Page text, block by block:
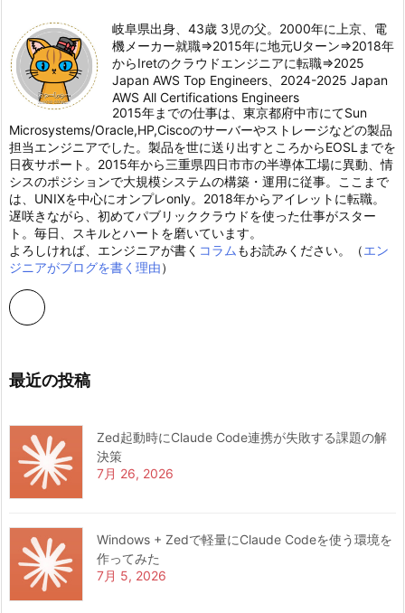
岐阜県出身、43歳 3児の父。2000年に上京、電
機メーカー就職⇒2015年に地元Uターン⇒2018年
からIretのクラウドエンジニアに転職⇒2025
Japan AWS Top Engineers、2024-2025 Japan
AWS All Certifications Engineers
2015年までの仕事は、東京都府中市にてSun
Microsystems/Oracle,HP,Ciscoのサーバーやストレージなどの製品
担当エンジニアでした。製品を世に送り出すところからEOSLまでを
日夜サポート。2015年から三重県四日市市の半導体工場に異動、情
シスのポジションで大規模システムの構築・運用に従事。ここまで
は、UNIXを中心にオンプレonly。2018年からアイレットに転職。
遅咲きながら、初めてパブリッククラウドを使った仕事がスター
ト。毎日、スキルとハートを磨いています。
よろしければ、エンジニアが書く コラム もお読みください。（エン
ジニアがブログを書く理由）
最近の投稿
Zed起動時にClaude Code連携が失敗する課題の解
決策
7月 26, 2026
Windows + Zedで軽量にClaude Codeを使う環境を
作ってみた
7月 5, 2026